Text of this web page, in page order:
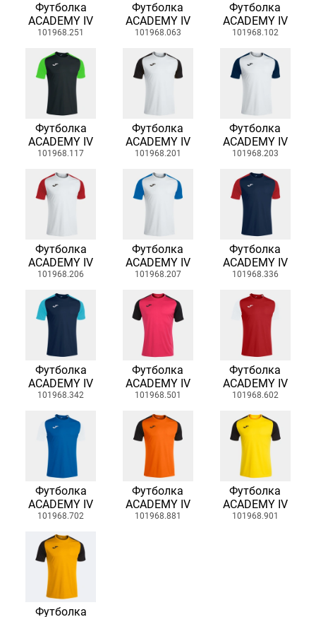
Футболка
ACADEMY IV
101968.251
Футболка
ACADEMY IV
101968.063
Футболка
ACADEMY IV
101968.102
Футболка
ACADEMY IV
101968.117
Футболка
ACADEMY IV
101968.201
Футболка
ACADEMY IV
101968.203
Футболка
ACADEMY IV
101968.206
Футболка
ACADEMY IV
101968.207
Футболка
ACADEMY IV
101968.336
Футболка
ACADEMY IV
101968.342
Футболка
ACADEMY IV
101968.501
Футболка
ACADEMY IV
101968.602
Футболка
ACADEMY IV
101968.702
Футболка
ACADEMY IV
101968.881
Футболка
ACADEMY IV
101968.901
Футболка